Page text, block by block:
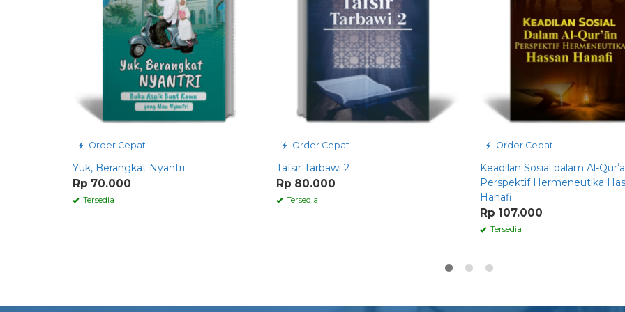
Order Cepat
Yuk, Berangkat Nyantri
Rp 70.000
Tersedia
Order Cepat
Tafsir Tarbawi 2
Rp 80.000
Tersedia
Order Cepat
Keadilan Sosial dalam Al-
Perspektif Hermeneutika
Hanafi
Rp 107.000
Tersedia